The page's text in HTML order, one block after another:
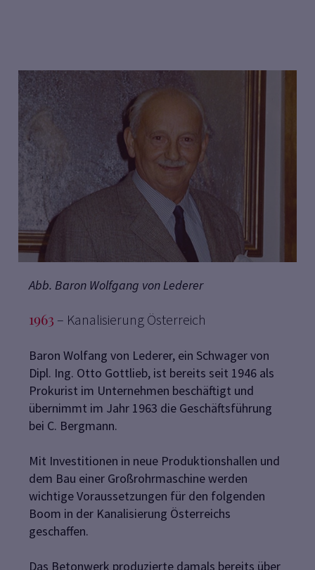
Wir schreiben
Geschichte.
SEIT 1860
Abb. Baron Wolfgang von Lederer
1963 – Kanalisierung Österreich
Baron Wolfang von Lederer, ein Schwager von
Dipl. Ing. Otto Gottlieb, ist bereits seit 1946 als
Prokurist im Unternehmen beschäftigt und
übernimmt im Jahr 1963 die Geschäftsführung
bei C. Bergmann.
Mit Investitionen in neue Produktionshallen und
dem Bau einer Großrohrmaschine werden
wichtige Voraussetzungen für den folgenden
Boom in der Kanalisierung Österreichs
geschaffen.
Das Betonwerk produzierte damals bereits über